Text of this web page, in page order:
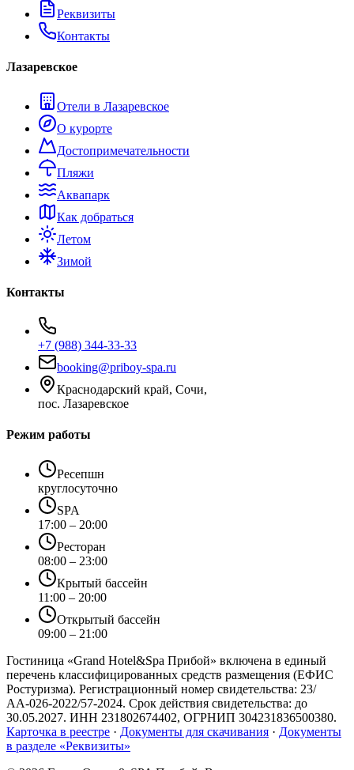
Реквизиты
Контакты
Лазаревское
Отели в Лазаревское
О курорте
Достопримечательности
Пляжи
Аквапарк
Как добраться
Летом
Зимой
Контакты
+7 (988) 344-33-33
booking@priboy-spa.ru
Краснодарский край, Сочи,
пос. Лазаревское
Режим работы
Ресепшн
круглосуточно
SPA
17:00 – 20:00
Ресторан
08:00 – 23:00
Крытый бассейн
11:00 – 20:00
Открытый бассейн
09:00 – 21:00
Гостиница «Grand Hotel&Spa Прибой» включена в единый
перечень классифицированных средств размещения (ЕФИС
Ростуризма). Регистрационный номер свидетельства: 23/
АА-026-2022/57-2024. Срок действия свидетельства: до
30.05.2027. ИНН 231802674402, ОГРНИП 304231836500380.
Карточка в реестре · Документы для скачивания · Документы
в разделе «Реквизиты»